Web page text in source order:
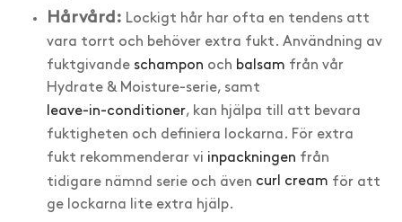
Hårvård: Lockigt hår har ofta en tendens att
vara torrt och behöver extra fukt. Användning av
fuktgivande schampon och balsam från vår
Hydrate & Moisture-serie, samt
leave-in-conditioner, kan hjälpa till att bevara
fuktigheten och definiera lockarna. För extra
fukt rekommenderar vi inpackningen från
tidigare nämnd serie och även curl cream för att
ge lockarna lite extra hjälp.